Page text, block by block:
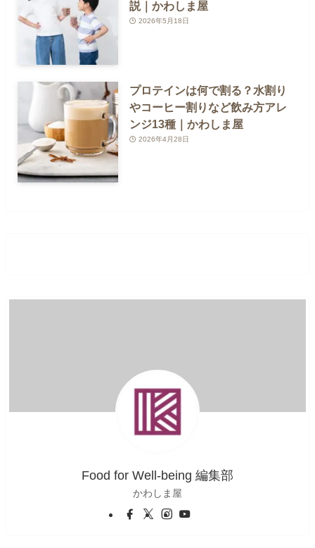
説｜かわしま屋
2026年5月18日
プロテインは何で割る？水割り
やコーヒー割りなど飲み方アレ
ンジ13種｜かわしま屋
2026年4月28日
Food for Well-being 編集部
かわしま屋